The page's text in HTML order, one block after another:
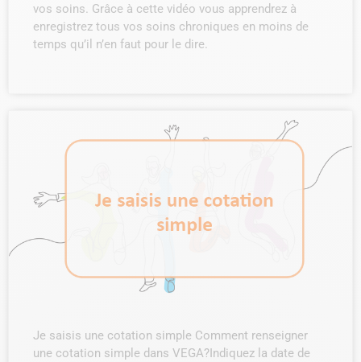
vos soins. Grâce à cette vidéo vous apprendrez à
enregistrez tous vos soins chroniques en moins de
temps qu’il n’en faut pour le dire.
Je saisis une cotation simple Comment renseigner
une cotation simple dans VEGA?Indiquez la date de